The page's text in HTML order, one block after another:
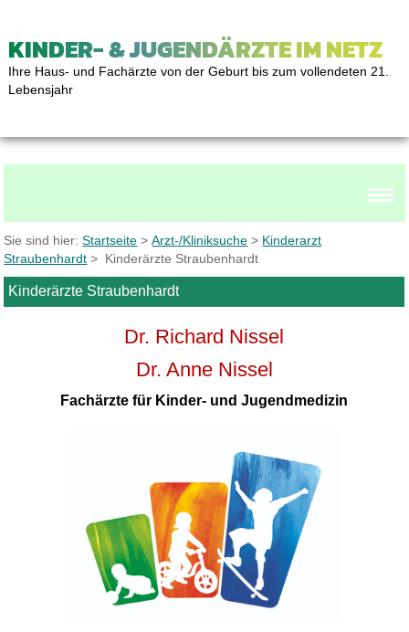
KINDER- & JUGENDÄRZTE IM NETZ
Ihre Haus- und Fachärzte von der Geburt bis zum vollendeten 21.
Lebensjahr
Sie sind hier:Startseite >Arzt-/Kliniksuche > Kinderarzt
Straubenhardt > Kinderärzte Straubenhardt
Kinderärzte Straubenhardt
Dr. Richard Nissel
Dr. Anne Nissel
Fachärzte für Kinder- und Jugendmedizin